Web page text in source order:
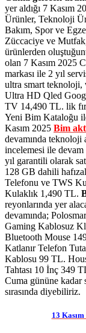
yer aldığı 7 Kasım
Ürünler, Teknoloji
Bakım, Spor ve
Züccaciye ve
ürünlerden
olan 7 Kasım 2025
markası ile 2 yıl
ultra smart teknoloji,
Ultra HD Qled
TV 14,490 TL. lik
Yeni Bim Kataloğu
Kasım 2025 Bim
devamında
incelemesi ile
yıl garantili olarak
128 GB dahili
Telefonu ve TWS
Kulaklık 1,490 TL.
reyonlarında yer
devamında;
Gaming Kablosuz
Bluetooth Mouse
Katlanır Telefon
Kablosu 99 TL.
Tahtası 10 İnç 349
Cuma gününe kadar
sırasında diyebiliriz.
13